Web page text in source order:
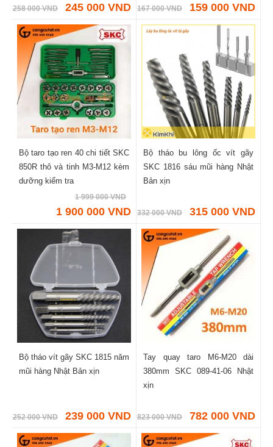
258 000 VND 245 000 VND 167 000 VND 159 000 VND
Bộ taro tạo ren 40 chi tiết SKC
850R thô và tinh M3-M12 kèm
dưỡng kiểm tra
1 999 000 VND
1 900 000 VND
Bộ tháo bu lông ốc vít gãy
SKC 1816 sáu mũi hàng Nhật
Bản xịn
332 000 VND 315 000 VND
Bộ tháo vít gãy SKC 1815 năm
mũi hàng Nhật Bản xịn
252 000 VND 239 000 VND
Tay quay taro M6-M20 dài
380mm SKC 089-41-06 Nhật
xịn
823 000 VND 782 000 VND